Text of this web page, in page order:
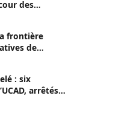
des
frontière
de
: six
arrêtés à
propagé le